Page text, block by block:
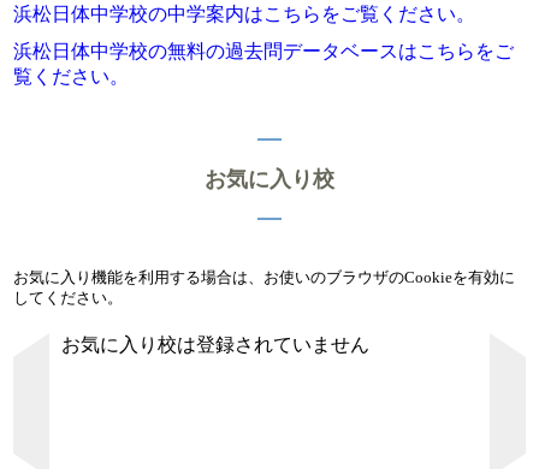
浜松日体中学校の中学案内はこちらをご覧ください。
浜松日体中学校の無料の過去問データベースはこちらをご
覧ください。
お気に入り校
お気に入り機能を利用する場合は、お使いのブラウザのCookieを有効に
してください。
お気に入り校は登録されていません